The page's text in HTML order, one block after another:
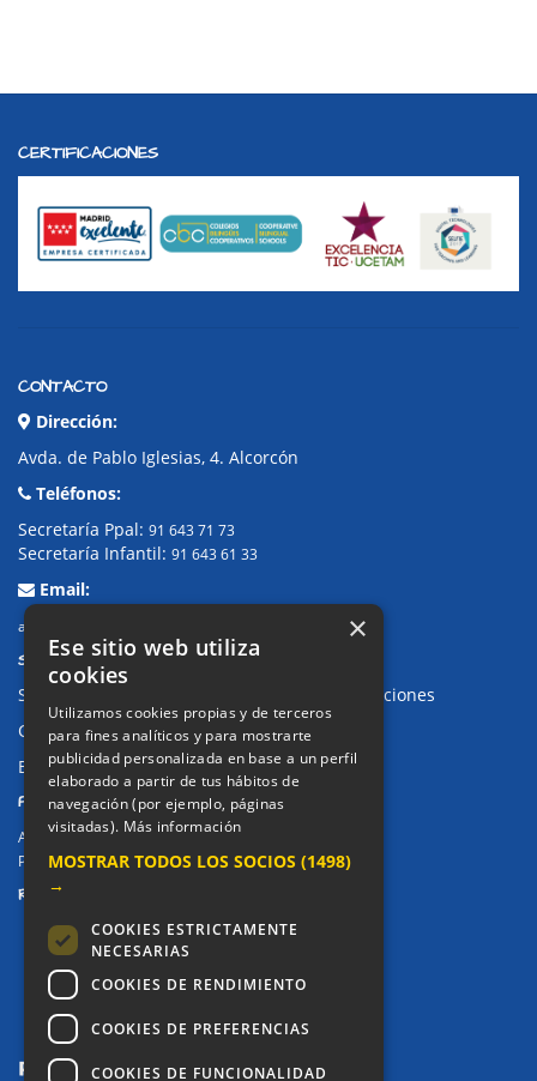
CERTIFICACIONES
CONTACTO
Dirección:
Avda. de Pablo Iglesias, 4. Alcorcón
Teléfonos:
Secretaría Ppal: 91 643 71 73
Secretaría Infantil: 91 643 61 33
Email:
alkor@colegioalkor.com
SUGERENCIAS Y CANAL DE DENUNCIAS
Sugerencias, Quejas, Reclamaciones y Felicitaciones
Canal de denuncias
Buzón denuncia drogas CM
PRIVACIDAD
Aviso legal / Política de privacidad
Política de Cookies
REDES SOCIALES
×
Ese sitio web utiliza
cookies
Utilizamos cookies propias y de terceros
para fines analíticos y para mostrarte
publicidad personalizada en base a un perfil
elaborado a partir de tus hábitos de
navegación (por ejemplo, páginas
visitadas). Más información
MOSTRAR TODOS LOS SOCIOS (1498)
→
COOKIES ESTRICTAMENTE
NECESARIAS
COOKIES DE RENDIMIENTO
COOKIES DE PREFERENCIAS
COOKIES DE FUNCIONALIDAD